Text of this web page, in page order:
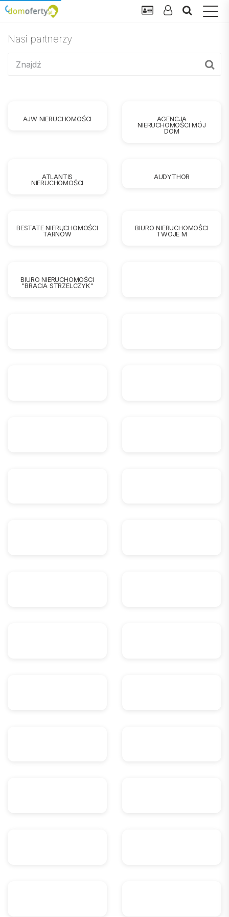
Nasi partnerzy
AJW NIERUCHOMOŚCI
AGENCJA
NIERUCHOMOŚCI MÓJ
DOM
ATLANTIS
NIERUCHOMOŚCI
AUDYTHOR
BESTATE NIERUCHOMOŚCI
TARNÓW
BIURO NIERUCHOMOŚCI
TWOJE M
BIURO NIERUCHOMOŚCI
"BRACIA STRZELCZYK"